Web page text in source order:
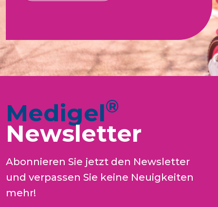
Medigel®
Newsletter
Abonnieren Sie jetzt den Newsletter
und verpassen Sie keine Neuigkeiten
mehr!